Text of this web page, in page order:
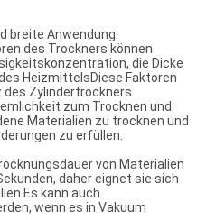
breite Anwendung:
des Trockners können
die Dicke
HeizmittelsDiese Faktoren
des Zylindertrockners
zum Trocknen und
Materialien zu trocknen und
zu erfüllen.
von Materialien
daher eignet sie sich
kann auch
wenn es in Vakuum